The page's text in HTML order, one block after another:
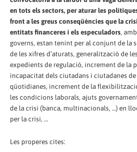
en tots els sectors, per aturar les
front a les greus conseqüències que la
entitats financeres i els especuladors,
governs, estan tenint per al conjunt de la
de les xifres d’aturats, generalització de
expedients de regulació, increment de la
incapacitat dels ciutadans i ciutadanes de
qüotidianes, increment de la
les condicions laborals, ajuts
de la crisi (banca, multinacionals, …) en
per la crisi, …
Les properes cites: